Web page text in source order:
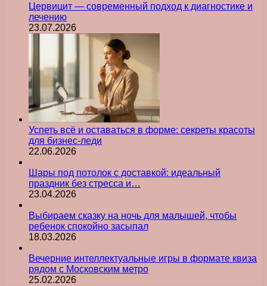
Цервицит — современный подход к диагностике и
лечению
23.07.2026
Успеть всё и оставаться в форме: секреты красоты
для бизнес-леди
22.06.2026
Шары под потолок с доставкой: идеальный
праздник без стресса и…
23.04.2026
Выбираем сказку на ночь для малышей, чтобы
ребенок спокойно засыпал
18.03.2026
Вечерние интеллектуальные игры в формате квиза
рядом с Московским метро
25.02.2026